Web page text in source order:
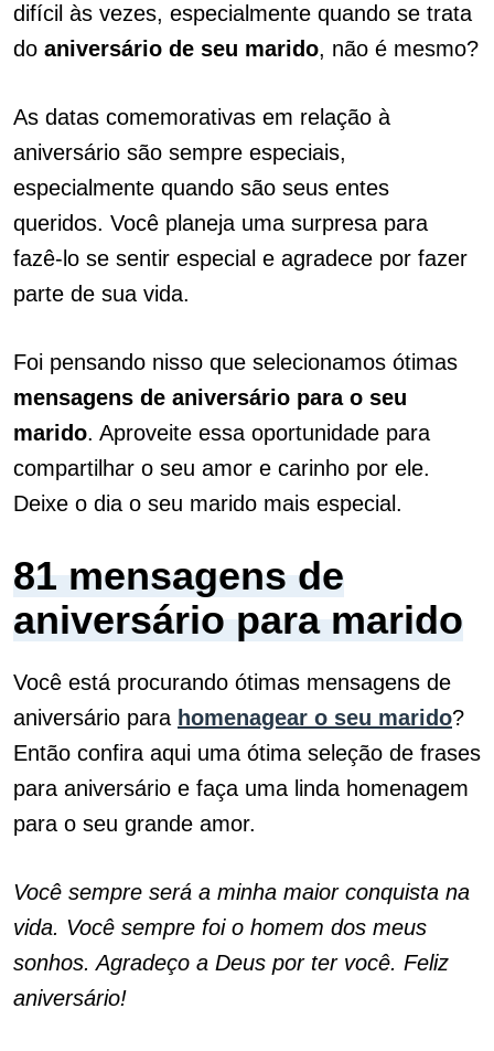
difícil às vezes, especialmente quando se trata
do aniversário de seu marido, não é mesmo?
As datas comemorativas em relação à
aniversário são sempre especiais,
especialmente quando são seus entes
queridos. Você planeja uma surpresa para
fazê-lo se sentir especial e agradece por fazer
parte de sua vida.
Foi pensando nisso que selecionamos ótimas
mensagens de aniversário para o seu
marido. Aproveite essa oportunidade para
compartilhar o seu amor e carinho por ele.
Deixe o dia o seu marido mais especial.
81 mensagens de
aniversário para marido
Você está procurando ótimas mensagens de
aniversário para homenagear o seu marido?
Então confira aqui uma ótima seleção de frases
para aniversário e faça uma linda homenagem
para o seu grande amor.
Você sempre será a minha maior conquista na
vida. Você sempre foi o homem dos meus
sonhos. Agradeço a Deus por ter você. Feliz
aniversário!